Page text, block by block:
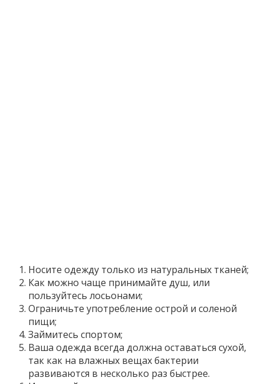
Носите одежду только из натуральных тканей;
Как можно чаще принимайте душ, или
пользуйтесь лосьонами;
Ограничьте употребление острой и соленой
пищи;
Займитесь спортом;
Ваша одежда всегда должна оставаться сухой,
так как на влажных вещах бактерии
развиваются в несколько раз быстрее.